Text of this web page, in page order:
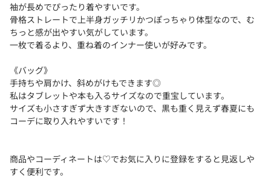
袖が長めでぴったり着やすいです。
骨格ストレートで上半身ガッチリかつぽっちゃり体型なので、む
ちっと感が出やすい気がしています。
一枚で着るより、重ね着のインナー使いが好みです。
《バッグ》
手持ちや肩かけ、斜めがけもできます◎
私はタブレットや本も入るサイズなので重宝しています。
サイズも小さすぎず大きすぎないので、黒も重く見えず春夏にも
コーデに取り入れやすいです！
商品やコーディネートは♡でお気に入りに登録をすると見返しや
すく便利です。